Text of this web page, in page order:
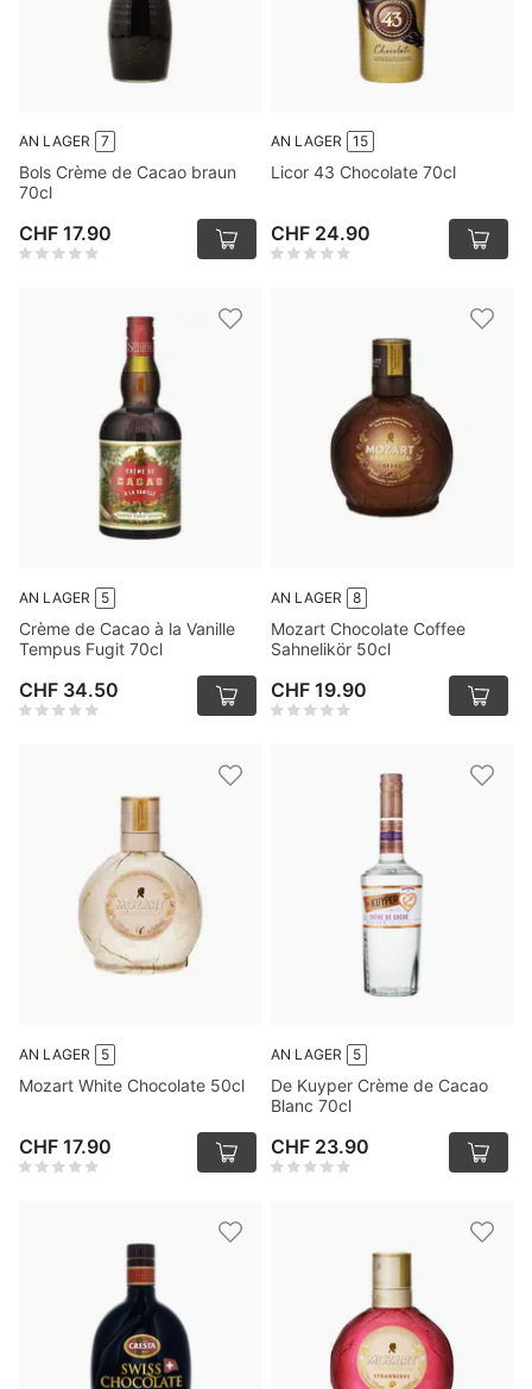
AN LAGER 7
Bols Crème de Cacao braun
70cl
CHF 17.90
AN LAGER 15
Licor 43 Chocolate 70cl
CHF 24.90
AN LAGER 5
Crème de Cacao à la Vanille
Tempus Fugit 70cl
CHF 34.50
AN LAGER 8
Mozart Chocolate Coffee
Sahnelikör 50cl
CHF 19.90
AN LAGER 5
Mozart White Chocolate 50cl
CHF 17.90
AN LAGER 5
De Kuyper Crème de Cacao
Blanc 70cl
CHF 23.90